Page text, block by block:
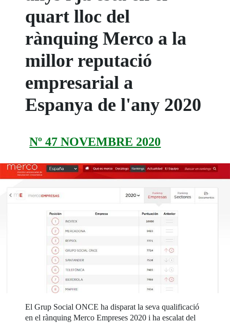
quart lloc del
rànquing Merco a la
millor reputació
empresarial a
Espanya de l'any 2020
Nº 47 NOVEMBRE 2020
El Grup Social ONCE ha disparat la seva qualificació
en el rànquing Merco Empreses 2020 i ha escalat del